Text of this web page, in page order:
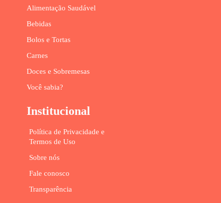
Alimentação Saudável
Bebidas
Bolos e Tortas
Carnes
Doces e Sobremesas
Você sabia?
Institucional
Política de Privacidade e
Termos de Uso
Sobre nós
Fale conosco
Transparência